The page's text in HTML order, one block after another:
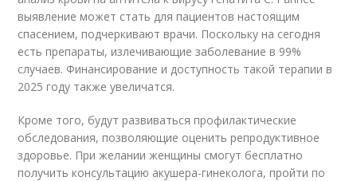
выявление может стать для пациентов настоящим
спасением, подчеркивают врачи. Поскольку на сегодня
есть препараты, излечивающие заболевание в 99%
случаев. Финансирование и доступность такой терапии в
2025 году также увеличатся.
Кроме того, будут развиваться профилактические
обследования, позволяющие оценить репродуктивное
здоровье. При желании женщины смогут бесплатно
получить консультацию акушера-гинеколога, пройти по